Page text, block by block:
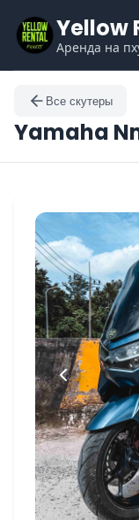
Yellow
Аренда на
Все скутеры
Yamaha